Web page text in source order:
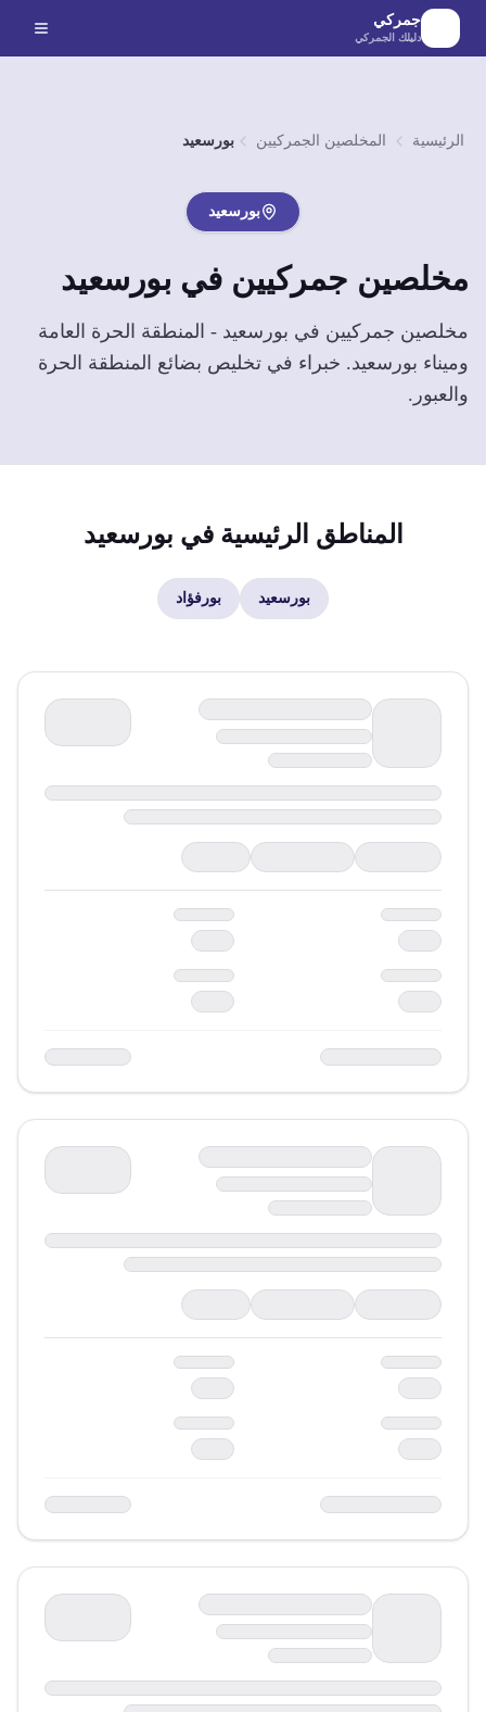
الانتقال إلى المحتوى الرئيسي
جمركي
دليلك الجمركي
الرئيسية المخلصين الجمركيين بورسعيد
بورسعيد
مخلصين جمركيين في بورسعيد
مخلصين جمركيين في بورسعيد - المنطقة الحرة العامة
وميناء بورسعيد. خبراء في تخليص بضائع المنطقة الحرة
والعبور.
المناطق الرئيسية في بورسعيد
بورسعيد بورفؤاد